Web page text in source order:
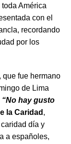
América
con el
recordando
por los
que fue hermano
de Lima
“No hay gusto
la Caridad ,
día y
a españoles,